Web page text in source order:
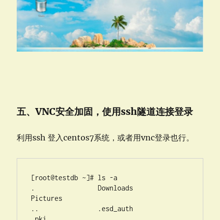
五、VNC安全加固，使用ssh隧道连接登录
利用ssh 登入centos7系统，或者用vnc登录也行。
[root@testdb ~]# ls -a
.                Downloads
Pictures
..               .esd_auth